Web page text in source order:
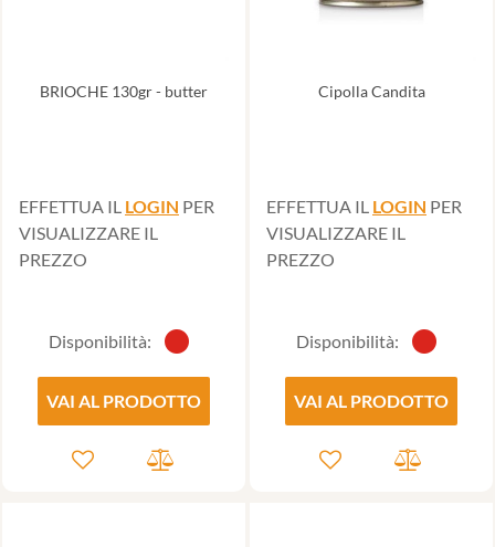
BRIOCHE 130gr - butter
EFFETTUA IL LOGIN PER
VISUALIZZARE IL
PREZZO
Disponibilità:
VAI AL PRODOTTO
Cipolla Candita
EFFETTUA IL LOGIN PER
VISUALIZZARE IL
PREZZO
Disponibilità:
VAI AL PRODOTTO